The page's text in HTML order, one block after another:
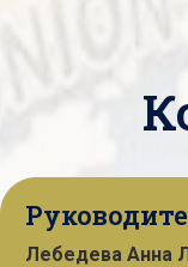
Лебедева Анна